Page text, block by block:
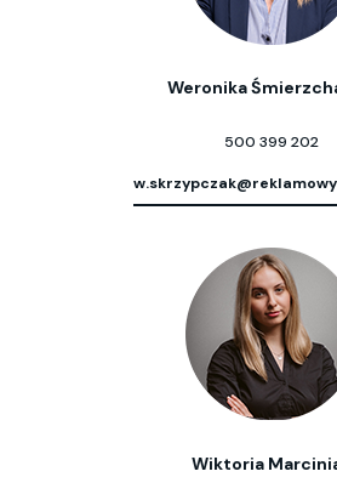
Weronika
500 399 202
Wiktoria